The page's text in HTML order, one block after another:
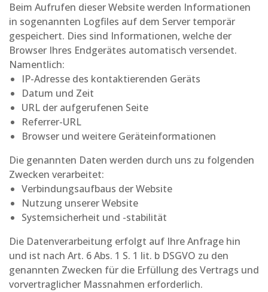
Beim Aufrufen dieser Website werden Informationen
in sogenannten Logfiles auf dem Server temporär
gespeichert. Dies sind Informationen, welche der
Browser Ihres Endgerätes automatisch versendet.
Namentlich:
IP-Adresse des kontaktierenden Geräts
Datum und Zeit
URL der aufgerufenen Seite
Referrer-URL
Browser und weitere Geräteinformationen
Die genannten Daten werden durch uns zu folgenden
Zwecken verarbeitet:
Verbindungsaufbaus der Website
Nutzung unserer Website
Systemsicherheit und -stabilität
Die Datenverarbeitung erfolgt auf Ihre Anfrage hin
und ist nach Art. 6 Abs. 1 S. 1 lit. b DSGVO zu den
genannten Zwecken für die Erfüllung des Vertrags und
vorvertraglicher Massnahmen erforderlich.